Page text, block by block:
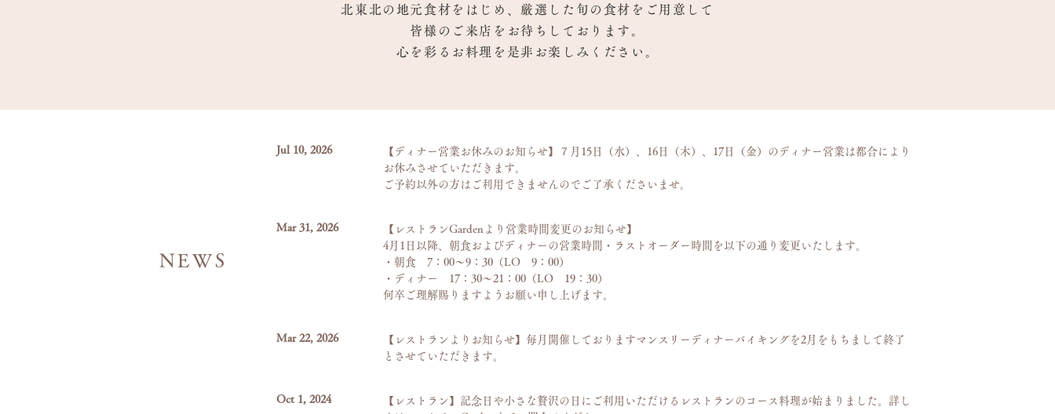
北東北の地元食材をはじめ、 厳選した旬の食材をご用意して
皆様のご来店をお待ちしております。
心を彩るお料理を是非お楽しみください。
NEWS
Jul 10, 2026
【ディナー営業お休みのお知らせ】７月15日（水）、16日（木）、17日（金）のディナー営業は都合により
お休みさせていただきます。
ご予約以外の方はご利用できませんのでご了承くださいませ。
Mar 31, 2026
【レストランGardenより営業時間変更のお知らせ】
4月1日以降、朝食およびディナーの営業時間・ラストオーダー時間を以下の通り変更いたします。
・朝食 7：00～9：30（LO 9：00）
・ディナー 17：30～21：00（LO 19：30）
何卒ご理解賜りますようお願い申し上げます。
Mar 22, 2026
【レストランよりお知らせ】毎月開催しておりますマンスリーディナーバイキングを2月をもちまして終了
とさせていただきます。
Oct 1, 2024
【レストラン】記念日や小さな贅沢の日にご利用いただけるレストランのコース料理が始まりました。詳し